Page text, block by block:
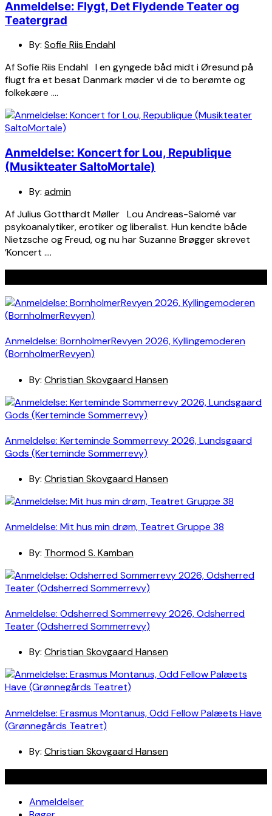
Anmeldelse: Flygt, Det Flydende Teater og
Teatergrad
By: Sofie Riis Endahl
Af Sofie Riis Endahl I en gyngede båd midt i Øresund på
flugt fra et besat Danmark møder vi de to berømte og
folkekære ….
Anmeldelse: Koncert for Lou, Republique
(Musikteater SaltoMortale)
By: admin
Af Julius Gotthardt Møller Lou Andreas-Salomé var
psykoanalytiker, erotiker og liberalist. Hun kendte både
Nietzsche og Freud, og nu har Suzanne Brøgger skrevet
’Koncert ….
Anmeldelse: BornholmerRevyen 2026, Kyllingemoderen
(BornholmerRevyen)
By: Christian Skovgaard Hansen
Anmeldelse: Kerteminde Sommerrevy 2026, Lundsgaard
Gods (Kerteminde Sommerrevy)
By: Christian Skovgaard Hansen
Anmeldelse: Mit hus min drøm, Teatret Gruppe 38
By: Thormod S. Kamban
Anmeldelse: Odsherred Sommerrevy 2026, Odsherred
Teater (Odsherred Sommerrevy)
By: Christian Skovgaard Hansen
Anmeldelse: Erasmus Montanus, Odd Fellow Palæets Have
(Grønnegårds Teatret)
By: Christian Skovgaard Hansen
Anmeldelser